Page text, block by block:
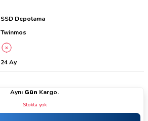
SSD Depolama
Twinmos
24 Ay
Aynı Gün Kargo.
Stokta yok